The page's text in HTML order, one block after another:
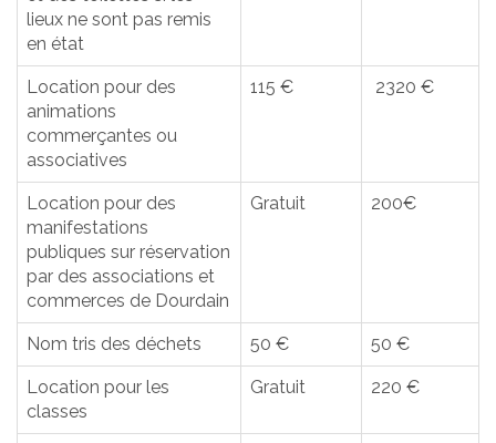
lieux ne sont pas remis
en état
Location pour des
animations
commerçantes ou
associatives
115 € 2320 €
Location pour des
manifestations
publiques sur réservation
par des associations et
commerces de Dourdain
Gratuit 200€
Nom tris des déchets 50 € 50 €
Location pour les
classes
Gratuit 220 €